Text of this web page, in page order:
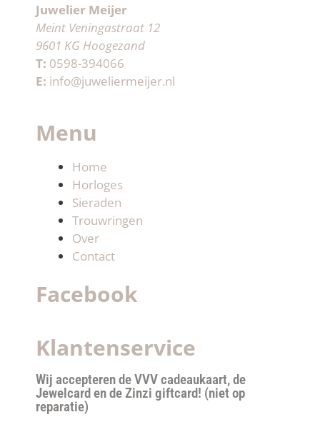
Juwelier Meijer
Meint Veningastraat 12
9601 KG Hoogezand
T: 0598-394066
E: info@juweliermeijer.nl
Menu
Home
Horloges
Sieraden
Trouwringen
Over
Contact
Facebook
Klantenservice
Wij accepteren de VVV cadeaukaart, de
Jewelcard en de Zinzi giftcard! (niet op
reparatie)